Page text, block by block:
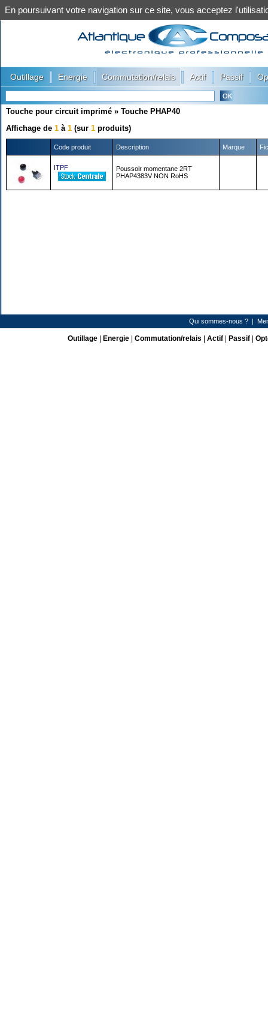
Outillage Energie Commutation/relais Actif Passif
Touche pour circuit imprimé » Touche PHAP40
Affichage de 1 à 1 (sur 1 produits)
Code produit Description Marque
ITPF
Poussoir momentane 2RT
PHAP4383V NON RoHS
Qui sommes-nous ?|
Outillage| Energie| Commutation/relais Actif| Passif|
En poursuivant votre navigation sur ce site, vous acceptez